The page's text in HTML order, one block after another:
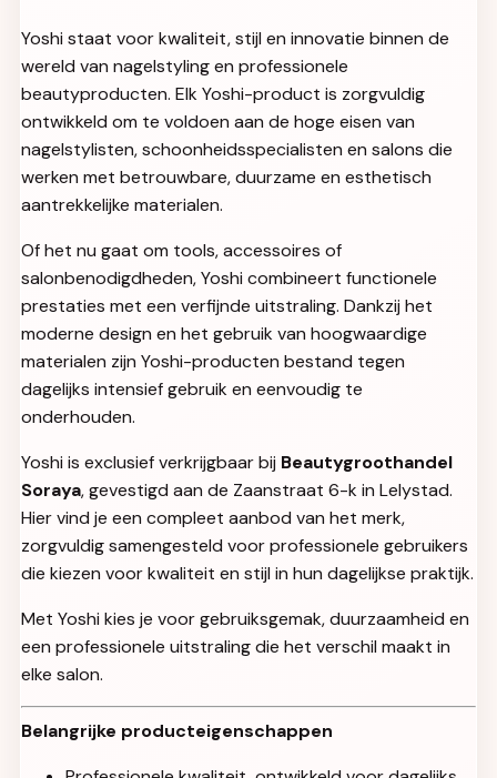
Yoshi staat voor kwaliteit, stijl en innovatie binnen de
wereld van nagelstyling en professionele
beautyproducten. Elk Yoshi-product is zorgvuldig
ontwikkeld om te voldoen aan de hoge eisen van
nagelstylisten, schoonheidsspecialisten en salons die
werken met betrouwbare, duurzame en esthetisch
aantrekkelijke materialen.
Of het nu gaat om tools, accessoires of
salonbenodigdheden, Yoshi combineert functionele
prestaties met een verfijnde uitstraling. Dankzij het
moderne design en het gebruik van hoogwaardige
materialen zijn Yoshi-producten bestand tegen
dagelijks intensief gebruik en eenvoudig te
onderhouden.
Yoshi is exclusief verkrijgbaar bij Beautygroothandel
Soraya, gevestigd aan de Zaanstraat 6-k in Lelystad.
Hier vind je een compleet aanbod van het merk,
zorgvuldig samengesteld voor professionele gebruikers
die kiezen voor kwaliteit en stijl in hun dagelijkse praktijk.
Met Yoshi kies je voor gebruiksgemak, duurzaamheid en
een professionele uitstraling die het verschil maakt in
elke salon.
Belangrijke producteigenschappen